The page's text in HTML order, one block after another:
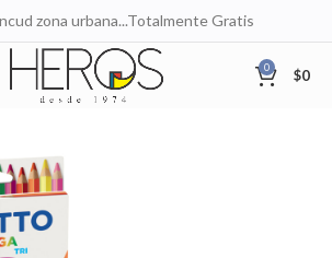
zona urbana...Totalmente Gratis
0 $0